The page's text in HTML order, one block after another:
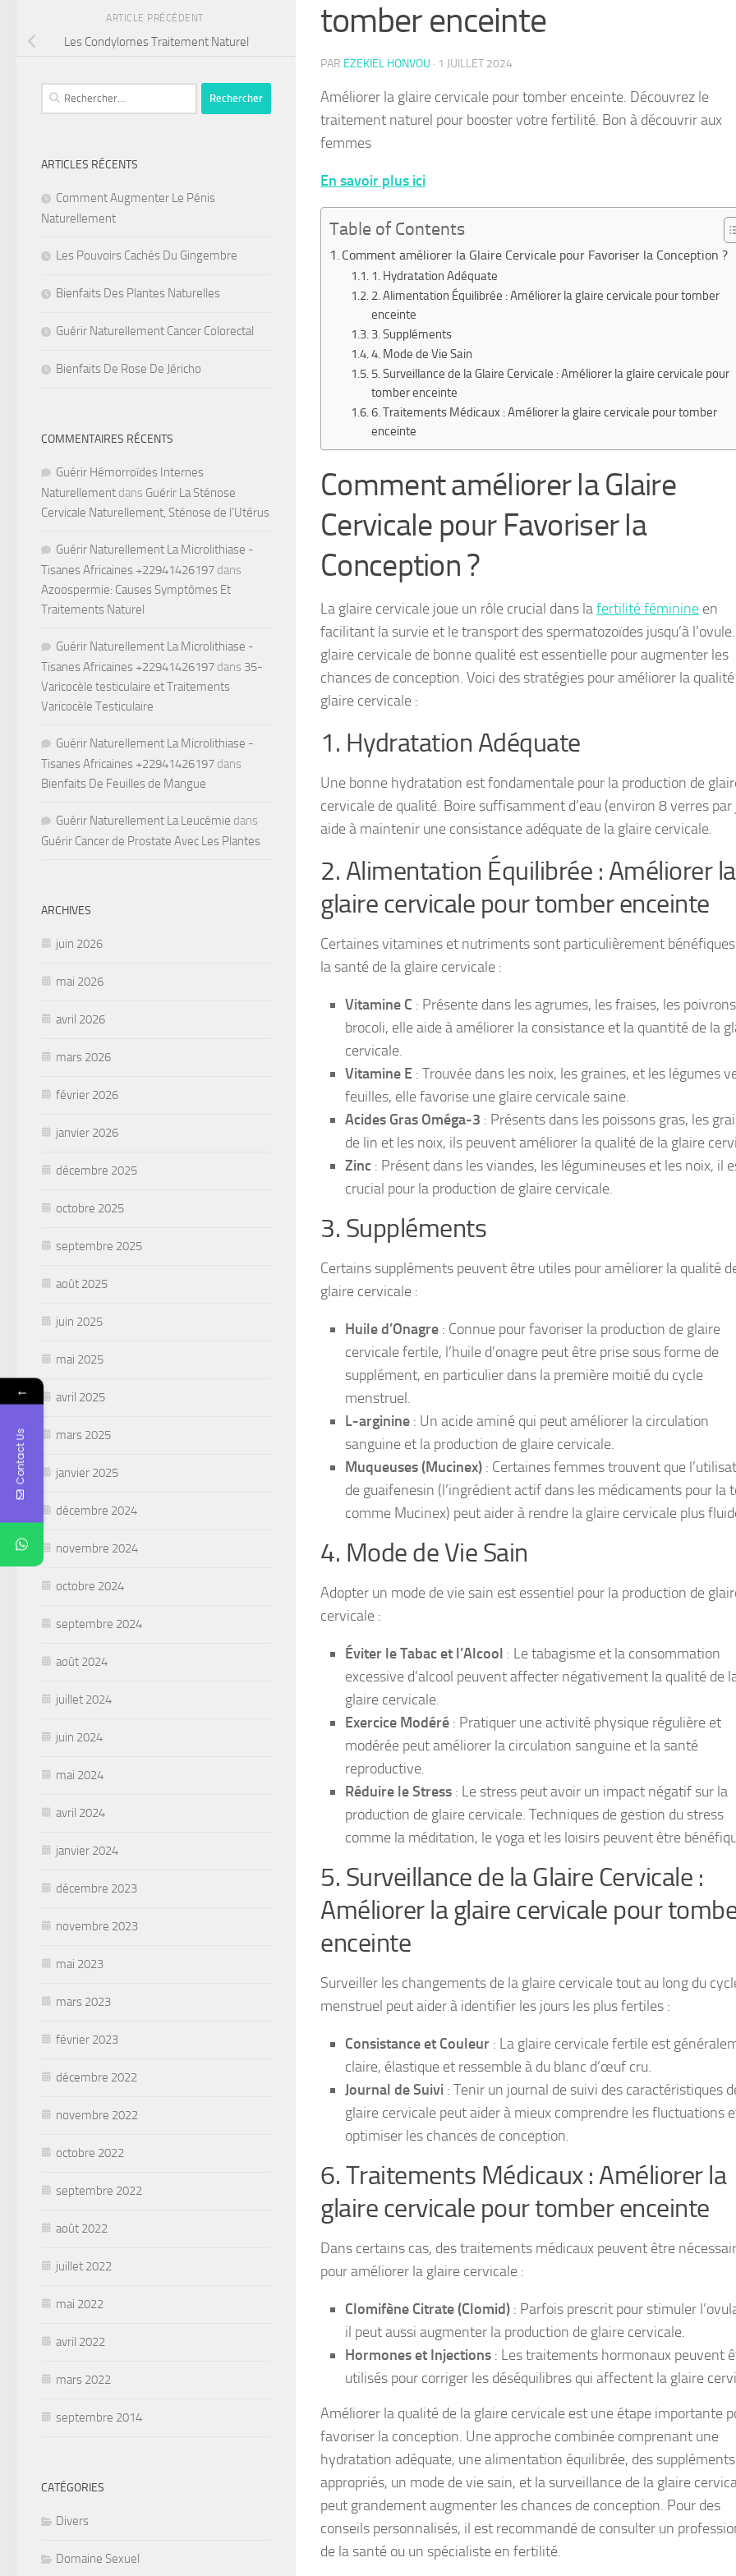
tomber enceinte
PAR EZEKIEL HONVOU · 1 JUILLET 2024
Améliorer la glaire cervicale pour tomber enceinte. Découvrez le
traitement naturel pour booster votre fertilité. Bon à découvrir aux
femmes
En savoir plus ici
Table of Contents
Comment améliorer la Glaire Cervicale pour Favoriser la Conception ?
1. Hydratation Adéquate
2. Alimentation Équilibrée : Améliorer la glaire cervicale pour tomber
enceinte
3. Suppléments
4. Mode de Vie Sain
5. Surveillance de la Glaire Cervicale : Améliorer la glaire cervicale pour
tomber enceinte
6. Traitements Médicaux : Améliorer la glaire cervicale pour tomber
enceinte
Comment améliorer la Glaire
Cervicale pour Favoriser la
Conception ?
La glaire cervicale joue un rôle crucial dans lafertilité féminine en
facilitant la survie et le transport des spermatozoïdes jusqu’à
glaire cervicale de bonne qualité est essentielle pour augmenter les
chances de conception. Voici des stratégies pour améliorer la
glaire cervicale :
1. Hydratation Adéquate
Une bonne hydratation est fondamentale pour la production de
cervicale de qualité. Boire suffisamment d’eau (environ 8 verres par
aide à maintenir une consistance adéquate de la glaire cervicale.
2. Alimentation Équilibrée : Améliorer la
glaire cervicale pour tomber enceinte
Certaines vitamines et nutriments sont particulièrement
la santé de la glaire cervicale :
Vitamine C : Présente dans les agrumes, les fraises, les
brocoli, elle aide à améliorer la consistance et la quantité de la
cervicale.
Vitamine E : Trouvée dans les noix, les graines, et les légumes
feuilles, elle favorise une glaire cervicale saine.
Acides Gras Oméga-3 : Présents dans les poissons gras, les
de lin et les noix, ils peuvent améliorer la qualité de la glaire
Zinc : Présent dans les viandes, les légumineuses et les noix, il
crucial pour la production de glaire cervicale.
3. Suppléments
Certains suppléments peuvent être utiles pour améliorer la qualité
glaire cervicale :
Huile d’Onagre : Connue pour favoriser la production de glaire
cervicale fertile, l’huile d’onagre peut être prise sous forme de
supplément, en particulier dans la première moitié du cycle
menstruel.
L-arginine : Un acide aminé qui peut améliorer la circulation
sanguine et la production de glaire cervicale.
Muqueuses (Mucinex) : Certaines femmes trouvent que
de guaifenesin (l’ingrédient actif dans les médicaments pour la
comme Mucinex) peut aider à rendre la glaire cervicale plus
4. Mode de Vie Sain
Adopter un mode de vie sain est essentiel pour la production de
cervicale :
Éviter le Tabac et l’Alcool : Le tabagisme et la consommation
excessive d’alcool peuvent affecter négativement la qualité de
glaire cervicale.
Exercice Modéré : Pratiquer une activité physique régulière et
modérée peut améliorer la circulation sanguine et la santé
reproductive.
Réduire le Stress : Le stress peut avoir un impact négatif sur la
production de glaire cervicale. Techniques de gestion du stress
comme la méditation, le yoga et les loisirs peuvent être
5. Surveillance de la Glaire Cervicale :
Améliorer la glaire cervicale pour
enceinte
Surveiller les changements de la glaire cervicale tout au long du
menstruel peut aider à identifier les jours les plus fertiles :
Consistance et Couleur : La glaire cervicale fertile est
claire, élastique et ressemble à du blanc d’œuf cru.
Journal de Suivi : Tenir un journal de suivi des caractéristiques
glaire cervicale peut aider à mieux comprendre les fluctuations
optimiser les chances de conception.
6. Traitements Médicaux : Améliorer la
glaire cervicale pour tomber enceinte
Dans certains cas, des traitements médicaux peuvent être
pour améliorer la glaire cervicale :
Clomifène Citrate (Clomid) : Parfois prescrit pour stimuler
il peut aussi augmenter la production de glaire cervicale.
Hormones et Injections : Les traitements hormonaux peuvent
utilisés pour corriger les déséquilibres qui affectent la glaire
Améliorer la qualité de la glaire cervicale est une étape importante
favoriser la conception. Une approche combinée comprenant une
hydratation adéquate, une alimentation équilibrée, des suppléments
appropriés, un mode de vie sain, et la surveillance de la glaire
peut grandement augmenter les chances de conception. Pour des
conseils personnalisés, il est recommandé de consulter un
de la santé ou un spécialiste en fertilité.
ARTICLE PRÉCÉDENT
Les Condylomes Traitement Naturel
Rechercher :
ARTICLES RÉCENTS
Comment Augmenter Le Pénis
Naturellement
Les Pouvoirs Cachés Du Gingembre
Bienfaits Des Plantes Naturelles
Guérir Naturellement Cancer Colorectal
Bienfaits De Rose De Jéricho
COMMENTAIRES RÉCENTS
Guérir Hémorroïdes Internes
Naturellement dans Guérir La Sténose
Cervicale Naturellement, Sténose de l’Utérus
Guérir Naturellement La Microlithiase -
Tisanes Africaines +22941426197 dans
Azoospermie: Causes Symptômes Et
Traitements Naturel
Guérir Naturellement La Microlithiase -
Tisanes Africaines +22941426197 dans 35-
Varicocèle testiculaire et Traitements
Varicocèle Testiculaire
Guérir Naturellement La Microlithiase -
Tisanes Africaines +22941426197 dans
Bienfaits De Feuilles de Mangue
Guérir Naturellement La Leucémie dans
Guérir Cancer de Prostate Avec Les Plantes
ARCHIVES
juin 2026
mai 2026
avril 2026
mars 2026
février 2026
janvier 2026
décembre 2025
octobre 2025
septembre 2025
août 2025
juin 2025
mai 2025
avril 2025
mars 2025
janvier 2025
décembre 2024
novembre 2024
octobre 2024
septembre 2024
août 2024
juillet 2024
juin 2024
mai 2024
avril 2024
janvier 2024
décembre 2023
novembre 2023
mai 2023
mars 2023
février 2023
décembre 2022
novembre 2022
octobre 2022
septembre 2022
août 2022
juillet 2022
mai 2022
avril 2022
mars 2022
septembre 2014
CATÉGORIES
Divers
Domaine Sexuel
←
Contact Us